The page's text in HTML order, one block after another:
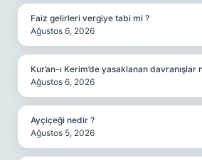
Faiz gelirleri vergiye tabi mi ?
Ağustos 6, 2026
Kur’an-ı Kerim’de yasaklanan davranışlar
Ağustos 6, 2026
Ayçiçeği nedir ?
Ağustos 5, 2026